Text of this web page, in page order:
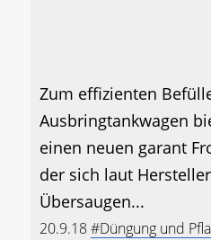
Zum effizienten
Ausbringtankwagen
einen neuen garant
der sich laut
Übersaugen...
20.9.18#Düngung und